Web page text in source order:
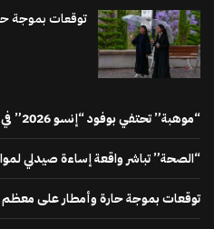
توقعات بموجة
“موهبة” تحتفي بوفود “إنسو 2026” في ليلة عالمية
“الصحة” تباشر واقعة إساءة صيدلي
توقعات بموجة حارة وأمطار على معظم